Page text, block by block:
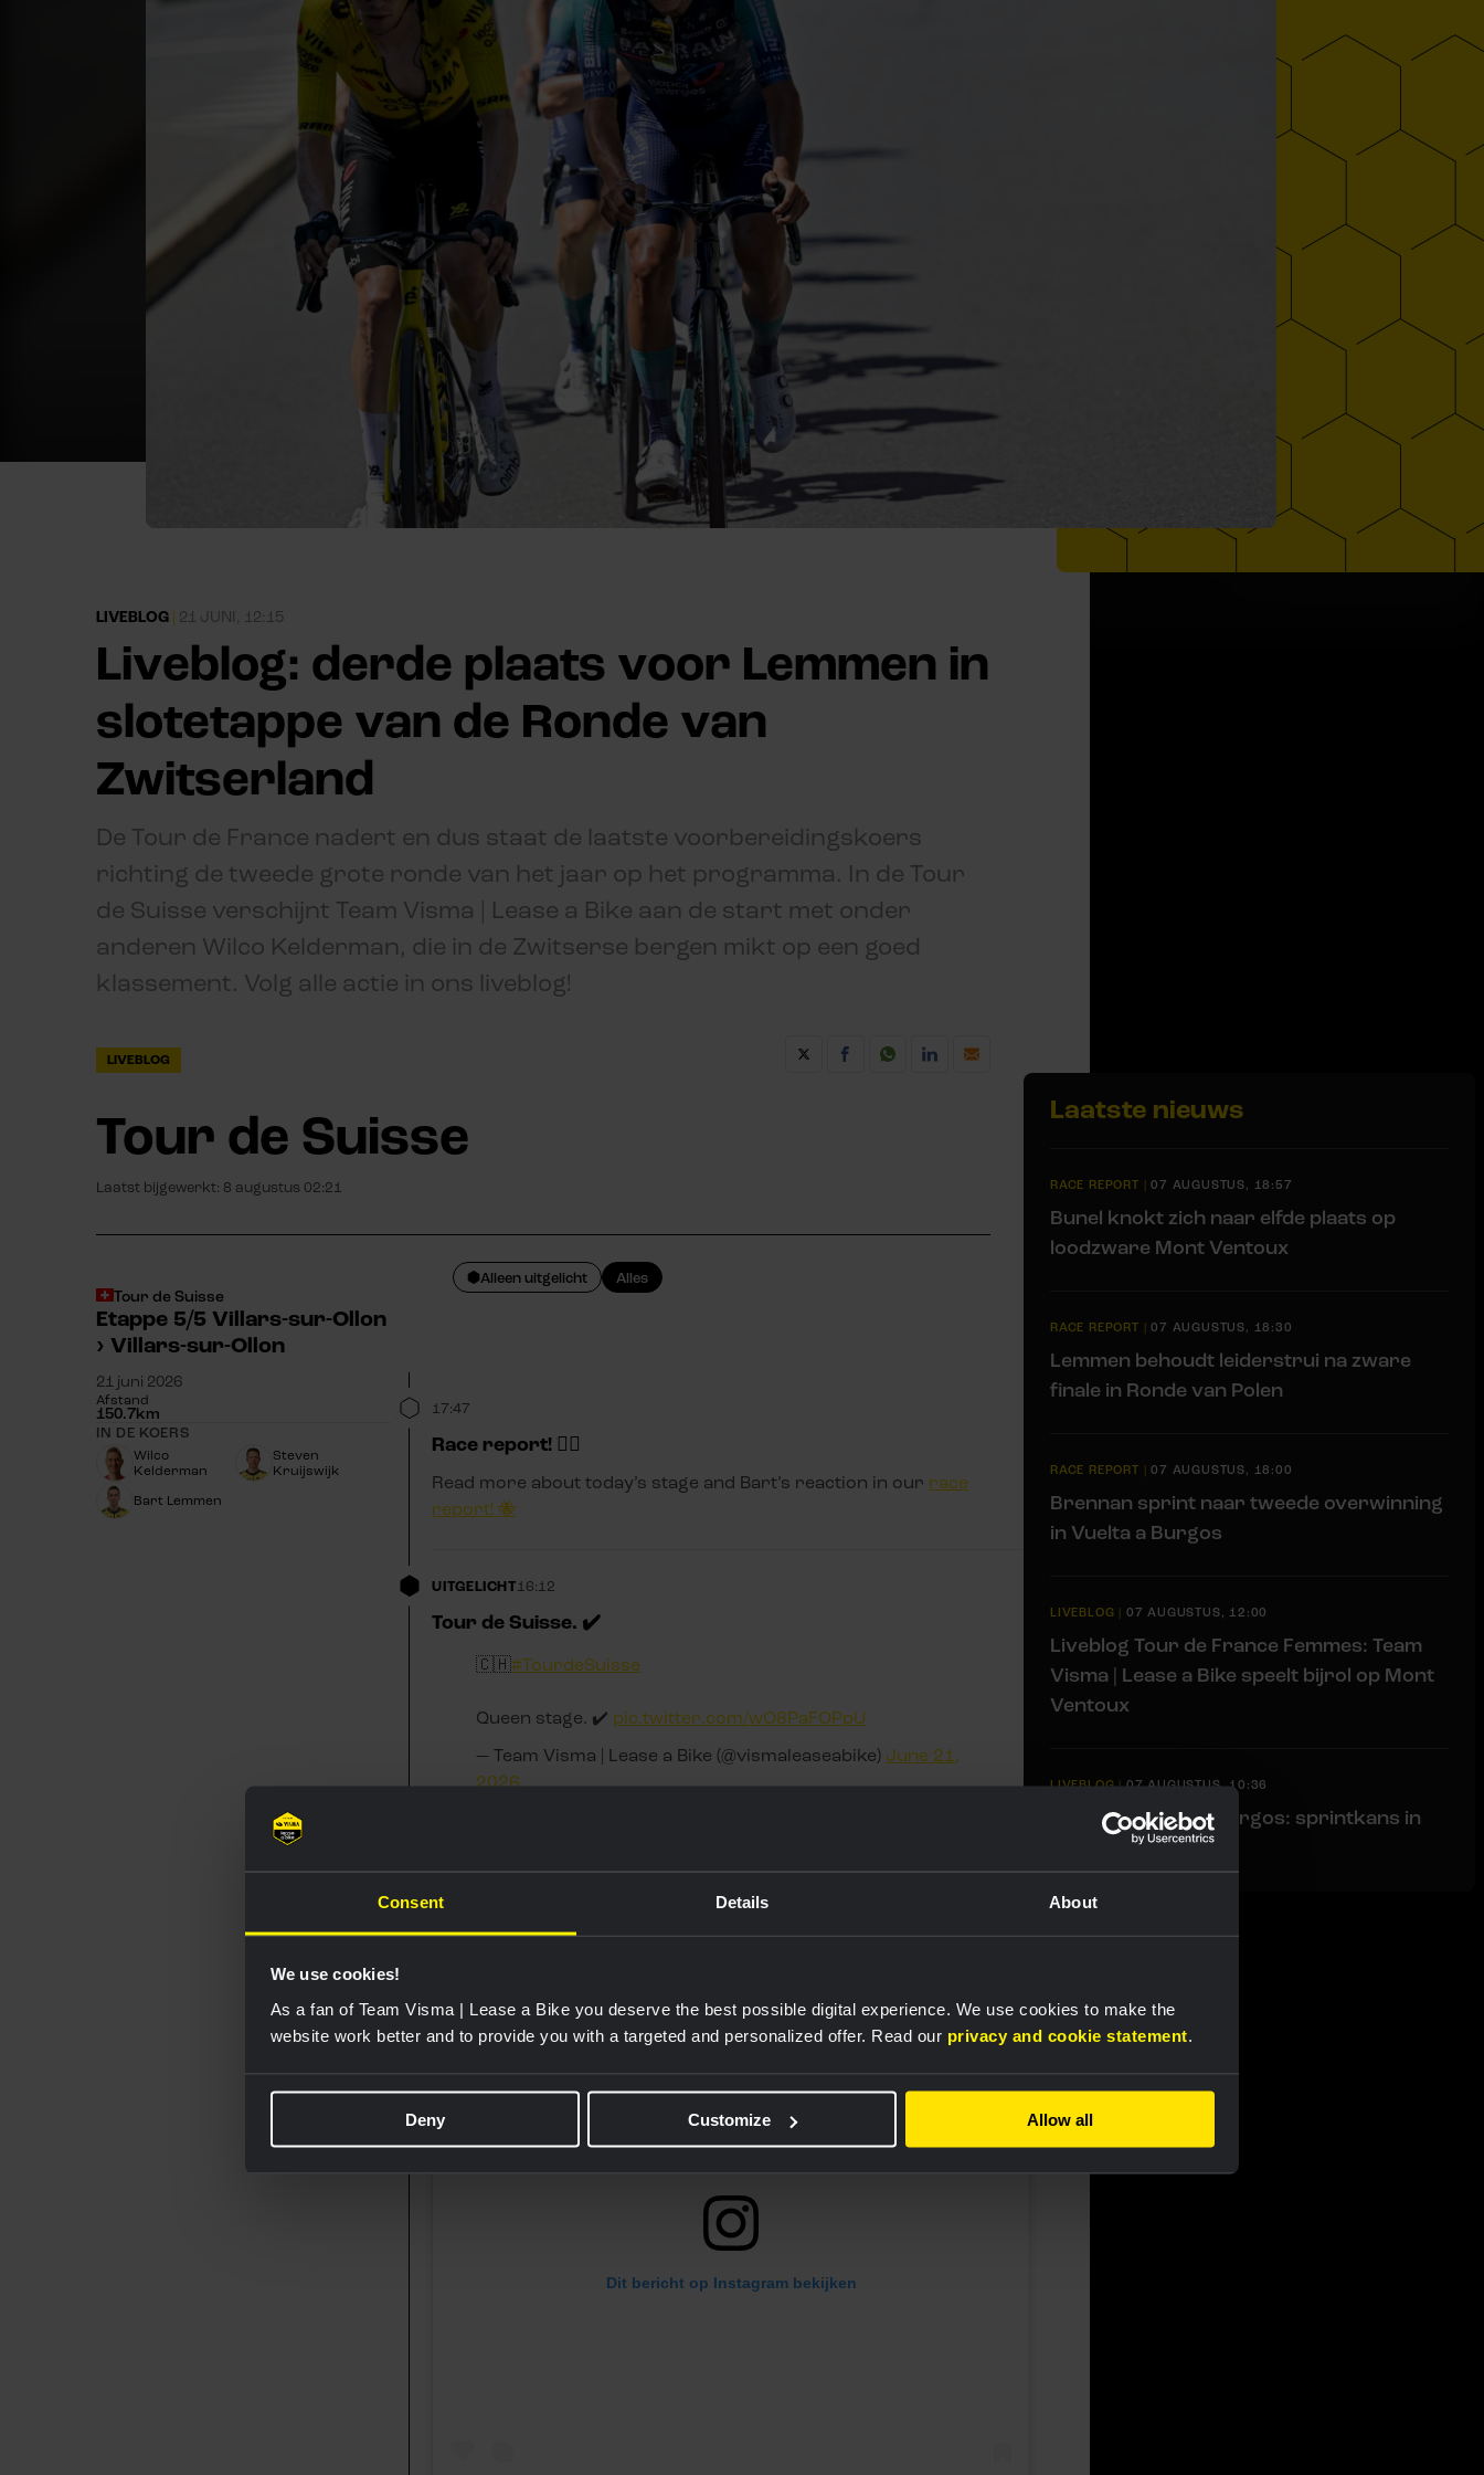
Consent Details About
We use cookies!
As a fan of Team Visma | Lease a Bike you deserve the best possible digital experience. We use cookies to make the
website work better and to provide you with a targeted and personalized offer. Read our privacy and cookie statement.
Deny Customize Allow all
LIVEBLOG | 21 JUNI, 12:15
Liveblog: derde plaats voor Lemmen in
slotetappe van de Ronde van
Zwitserland
De Tour de France nadert en dus staat de laatste voorbereidingskoers
richting de tweede grote ronde van het jaar op het programma. In de Tour
de Suisse verschijnt Team Visma | Lease a Bike aan de start met onder
anderen Wilco Kelderman, die in de Zwitserse bergen mikt op een goed
klassement. Volg alle actie in ons liveblog!
LIVEBLOG
Tour de Suisse
Laatst bijgewerkt: 8 augustus 02:21
Tour de Suisse
Etappe 5/5 Villars-sur-Ollon
› Villars-sur-Ollon
21 juni 2026
Afstand
150.7km
IN DE KOERS
Wilco
Kelderman
Steven
Kruijswijk
Bart Lemmen
Alleen uitgelicht Alles
17:47
Race report! ✍🏼
Read more about today’s stage and Bart’s reaction in our race
report! 🐝
UITGELICHT16:12
Tour de Suisse. ✔️
🇨🇭#TourdeSuisse
Queen stage. ✔️ pic.twitter.com/wO8PaFOPpU
— Team Visma | Lease a Bike (@vismaleaseabike) June 21,
2026
Great job, Bart!
Dit bericht op Instagram bekijken
Laatste nieuws
RACE REPORT |07 AUGUSTUS, 18:57
Bunel knokt zich naar elfde plaats op
loodzware Mont Ventoux
RACE REPORT |07 AUGUSTUS, 18:30
Lemmen behoudt leiderstrui na zware
finale in Ronde van Polen
RACE REPORT |07 AUGUSTUS, 18:00
Brennan sprint naar tweede overwinning
in Vuelta a Burgos
LIVEBLOG | 07 AUGUSTUS, 12:00
Liveblog Tour de France Femmes: Team
Visma | Lease a Bike speelt bijrol op Mont
Ventoux
LIVEBLOG|07 AUGUSTUS, 10:36
Liveblog Vuelta a Burgos: sprintkans in
Briviesca